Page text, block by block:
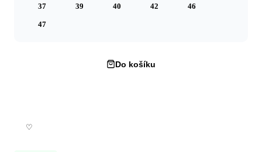
37 39 40 42 46
47
Do košíku
♡